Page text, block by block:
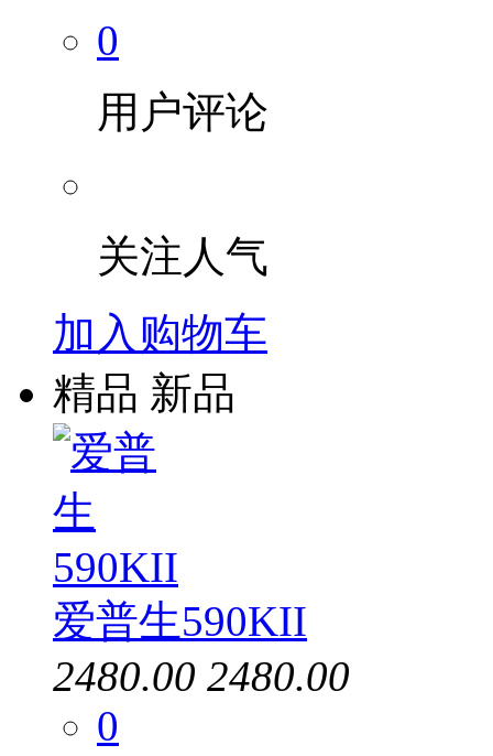
0
用户评论
关注人气
加入购物车
精品 新品
爱普生590KII
2480.00 2480.00
0